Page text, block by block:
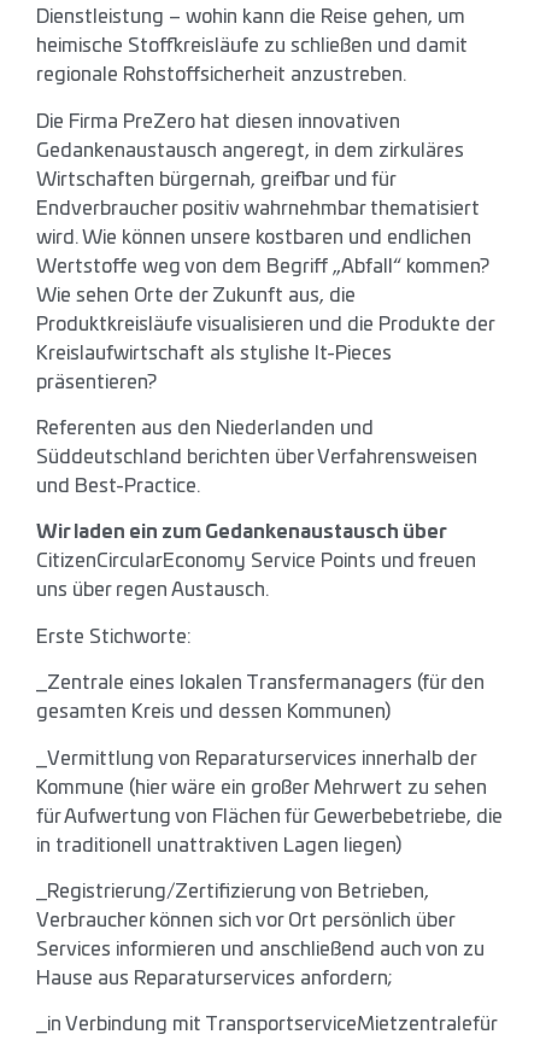
Dienstleistung – wohin kann die Reise gehen, um
heimische Stoffkreisläufe zu schließen und damit
regionale Rohstoffsicherheit anzustreben.
Die Firma PreZero hat diesen innovativen
Gedankenaustausch angeregt, in dem zirkuläres
Wirtschaften bürgernah, greifbar und für
Endverbraucher positiv wahrnehmbar thematisiert
wird. Wie können unsere kostbaren und endlichen
Wertstoffe weg von dem Begriff „Abfall“ kommen?
Wie sehen Orte der Zukunft aus, die
Produktkreisläufe visualisieren und die Produkte der
Kreislaufwirtschaft als stylishe It-Pieces
präsentieren?
Referenten aus den Niederlanden und
Süddeutschland berichten über Verfahrensweisen
und Best-Practice.
Wir laden ein zum Gedankenaustausch über
CitizenCircularEconomy Service Points und freuen
uns über regen Austausch.
Erste Stichworte:
_Zentrale eines lokalen Transfermanagers (für den
gesamten Kreis und dessen Kommunen)
_Vermittlung von Reparaturservices innerhalb der
Kommune (hier wäre ein großer Mehrwert zu sehen
für Aufwertung von Flächen für Gewerbebetriebe, die
in traditionell unattraktiven Lagen liegen)
_Registrierung/Zertifizierung von Betrieben,
Verbraucher können sich vor Ort persönlich über
Services informieren und anschließend auch von zu
Hause aus Reparaturservices anfordern;
_in Verbindung mit TransportserviceMietzentralefür